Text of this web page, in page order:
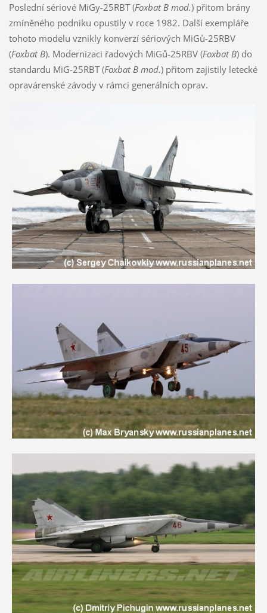
Poslední sériové MiGy-25RBT (Foxbat B mod.) přitom brány
zmíněného podniku opustily v roce 1982. Další exempláře
tohoto modelu vznikly konverzí sériových MiGů-25RBV
(Foxbat B). Modernizaci řadových MiGů-25RBV (Foxbat B) do
standardu MiG-25RBT (Foxbat B mod.) přitom zajistily letecké
opravárenské závody v rámci generálních oprav.